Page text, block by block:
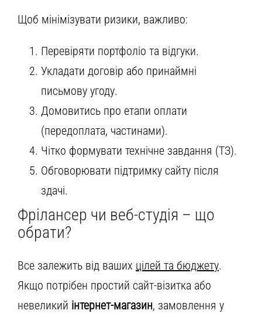
Щоб мінімізувати ризики, важливо:
Перевіряти портфоліо та відгуки.
Укладати договір або принаймні
письмову угоду.
Домовитись про етапи оплати
(передоплата, частинами).
Чітко формувати технічне завдання (ТЗ).
Обговорювати підтримку сайту після
здачі.
Фрілансер чи веб-студія – що
обрати?
Все залежить від ваших цілей та бюджету.
Якщо потрібен простий сайт-візитка або
невеликий інтернет-магазин, замовлення у